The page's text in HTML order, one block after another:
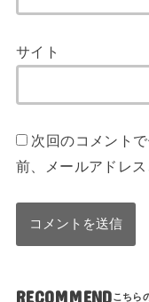
サイト
次回のコメント
前、メールアドレス
RECOMMEND